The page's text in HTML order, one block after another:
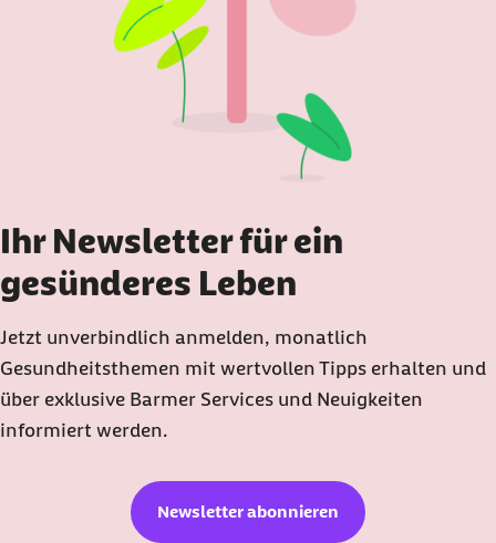
Ihr Newsletter für ein
gesünderes Leben
Jetzt unverbindlich anmelden, monatlich
Gesundheitsthemen mit wertvollen Tipps erhalten und
über exklusive Barmer Services und Neuigkeiten
informiert werden.
Newsletter abonnieren